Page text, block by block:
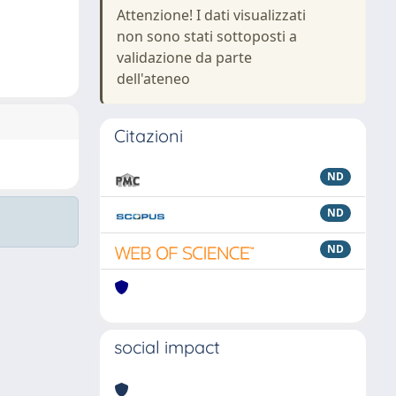
Attenzione! I dati visualizzati
non sono stati sottoposti a
validazione da parte
dell'ateneo
Citazioni
ND
ND
ND
social impact